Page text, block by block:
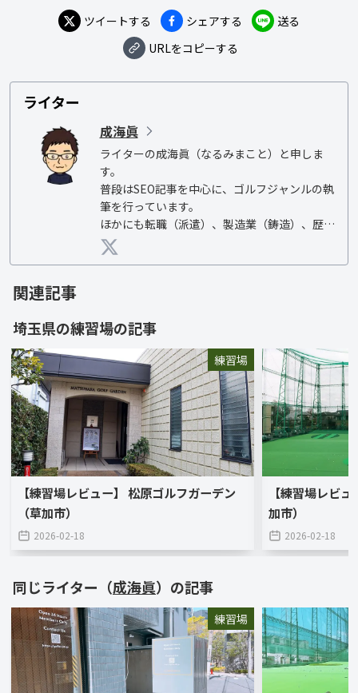
ツイートする シェアする
送る
URLをコピーする
ライター
成海眞
ライターの成海眞（なるみまこと）と申しま
す。
普段はSEO記事を中心に、ゴルフジャンルの執
筆を行っています。
ほかにも転職（派遣）、製造業（鋳造）、歴史
（城郭、史跡）の記事に関して執筆が可能で
す。
関連記事
埼玉県の練習場の記事
練習場
【練習場レビュー】 松原ゴルフガーデン
（草加市）
2026-02-18
【練習場レビ
加市）
2026-02-18
同じライター（成海眞）の記事
練習場